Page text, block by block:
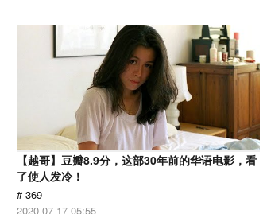
【越哥】豆瓣8.9分，这部30年前的华语电影，看
了使人发冷！
# 369
2020-07-17 05:55